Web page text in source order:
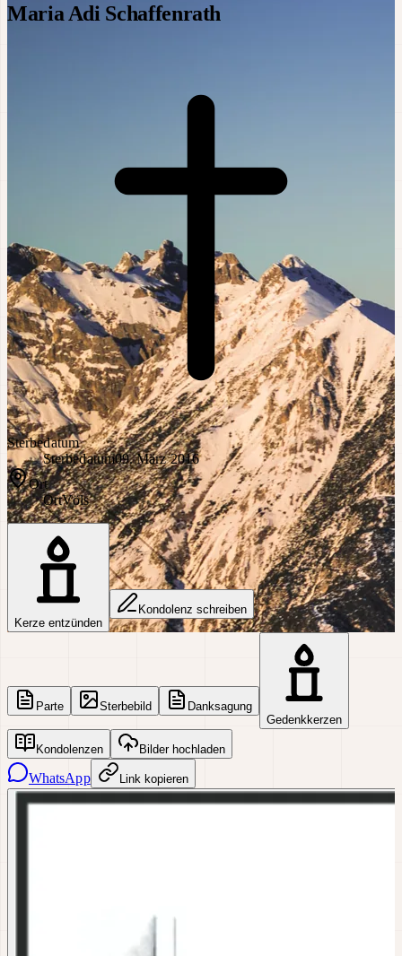
Maria Adi Schaffenrath
Sterbedatum
Sterbedatum09. März 2016
Ort
OrtVöls
Kerze entzünden
Kondolenz schreiben
Parte Sterbebild
Danksagung
Gedenkkerzen
Kondolenzen Bilder hochladen
WhatsApp Link kopieren